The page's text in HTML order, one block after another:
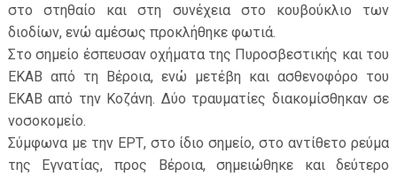
στο στηθαίο και στη συνέχεια στο κουβούκλιο των
διοδίων, ενώ αμέσως προκλήθηκε φωτιά.
Στο σημείο έσπευσαν οχήματα της Πυροσβεστικής και του
ΕΚΑΒ από τη Βέροια, ενώ μετέβη και ασθενοφόρο του
ΕΚΑΒ από την Κοζάνη. Δύο τραυματίες διακομίσθηκαν σε
νοσοκομείο.
Σύμφωνα με την ΕΡΤ, στο ίδιο σημείο, στο αντίθετο ρεύμα
της Εγνατίας, προς Βέροια, σημειώθηκε και δεύτερο